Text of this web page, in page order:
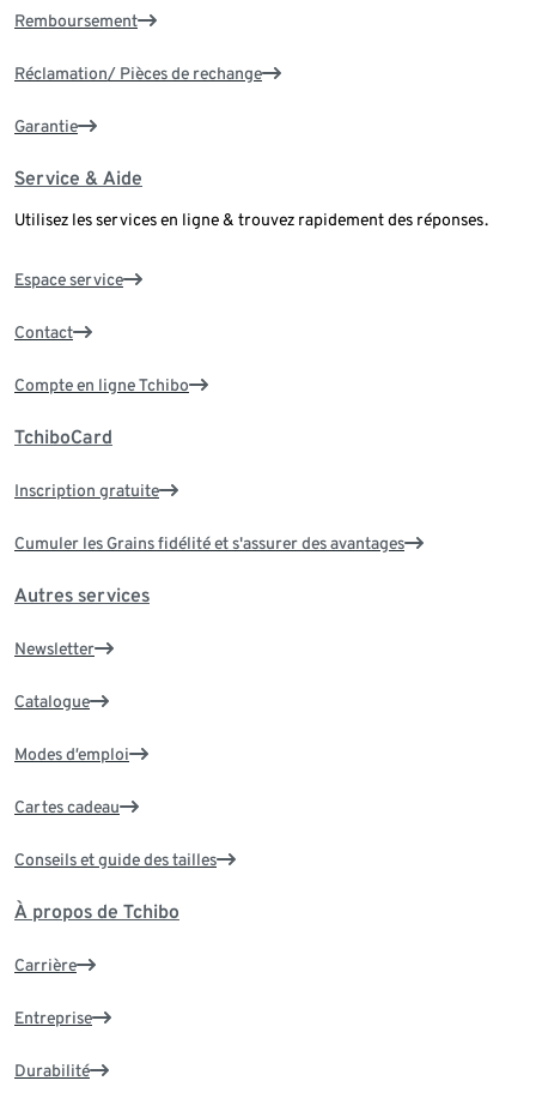
Remboursement
Réclamation/ Pièces de rechange
Garantie
Service & Aide
Utilisez les services en ligne & trouvez rapidement des réponses.
Espace service
Contact
Compte en ligne Tchibo
TchiboCard
Inscription gratuite
Cumuler les Grains fidélité et s'assurer des avantages
Autres services
Newsletter
Catalogue
Modes d’emploi
Cartes cadeau
Conseils et guide des tailles
À propos de Tchibo
Carrière
Entreprise
Durabilité